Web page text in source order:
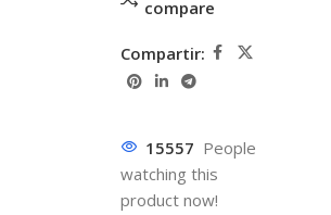
compare
Compartir:
15557 People
watching this
product now!